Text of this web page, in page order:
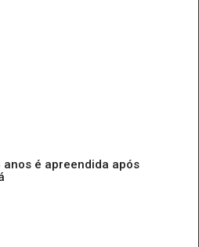
anos é apreendida após